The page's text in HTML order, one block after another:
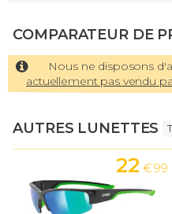
COMPARATEUR DE
Nous ne disposons
actuellement pas vendu
AUTRES LUNETTES
22 € 99